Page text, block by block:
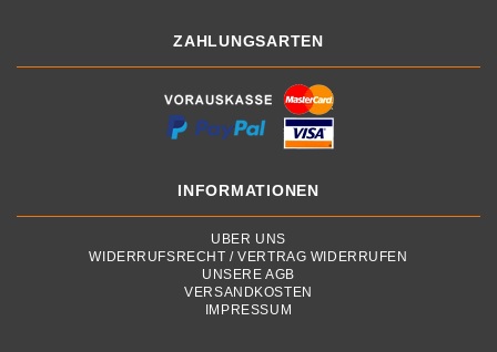
ZAHLUNGSARTEN
INFORMATIONEN
ÜBER UNS
WIDERRUFSRECHT / VERTRAG WIDERRUFEN
UNSERE AGB
VERSANDKOSTEN
IMPRESSUM